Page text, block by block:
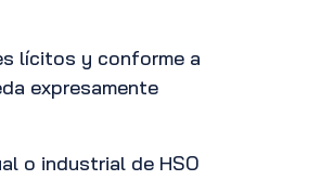
lícitos y conforme a
expresamente
o industrial de HSO